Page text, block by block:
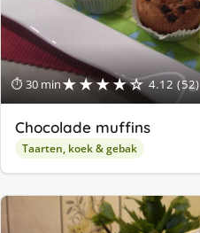
⏱ 30 min★★★★☆ 4.12 (52)
Chocolade muffins
Taarten, koek & gebak